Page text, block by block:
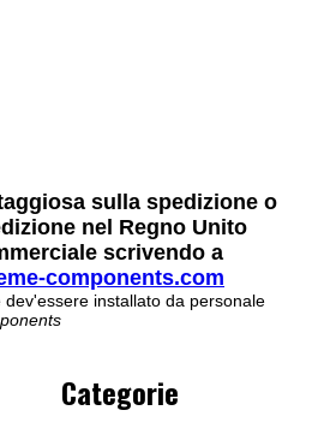
sulla spedizione o
nel Regno Unito
scrivendo a
components.com
dev'essere installato da personale
Categorie